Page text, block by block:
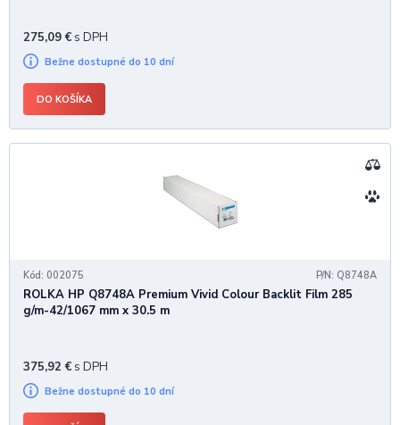
275,09 € s DPH
Bežne dostupné do 10 dní
DO KOŠÍKA
Kód: 002075 P/N: Q8748A
ROLKA HP Q8748A Premium Vivid Colour Backlit Film 285
g/m-42/1067 mm x 30.5 m
375,92 € s DPH
Bežne dostupné do 10 dní